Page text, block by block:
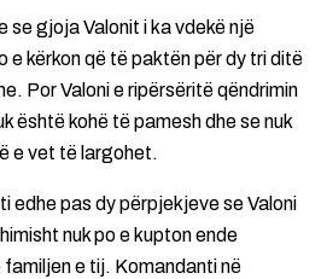
se gjoja Valonit i ka vdekë një
e kërkon që të paktën për dy tri ditë
Por Valoni e ripërsëritë qëndrimin
është kohë të pamesh dhe se nuk
e vet të largohet.
edhe pas dy përpjekjeve se Valoni
nuk po e kupton ende
e tij. Komandanti në